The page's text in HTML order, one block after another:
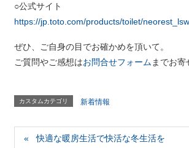
○公式サイト
https://jp.toto.com/products/toilet/
ぜひ、ご自身の目でお確かめを頂いて。
ご質問やご感想はお問合せフォームまでお寄
カスタムカテゴリ 新着情報
快適な暖房生活で快活な冬生活を